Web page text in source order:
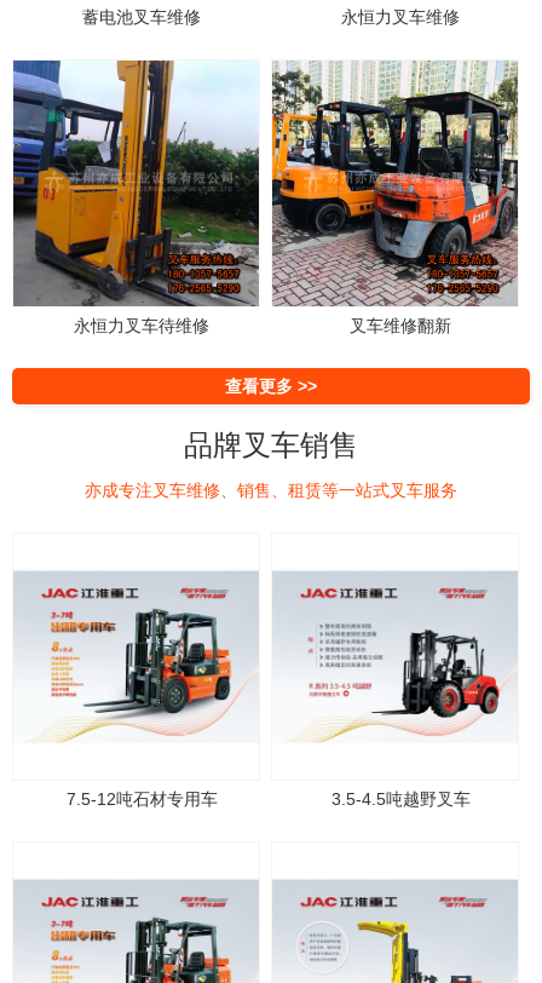
蓄电池叉车维修 永恒力叉车维修
永恒力叉车待维修 叉车维修翻新
查看更多 >>
品牌叉车销售
亦成专注叉车维修、销售、租赁等一站式叉车服务
7.5-12吨石材专用车 3.5-4.5吨越野叉车